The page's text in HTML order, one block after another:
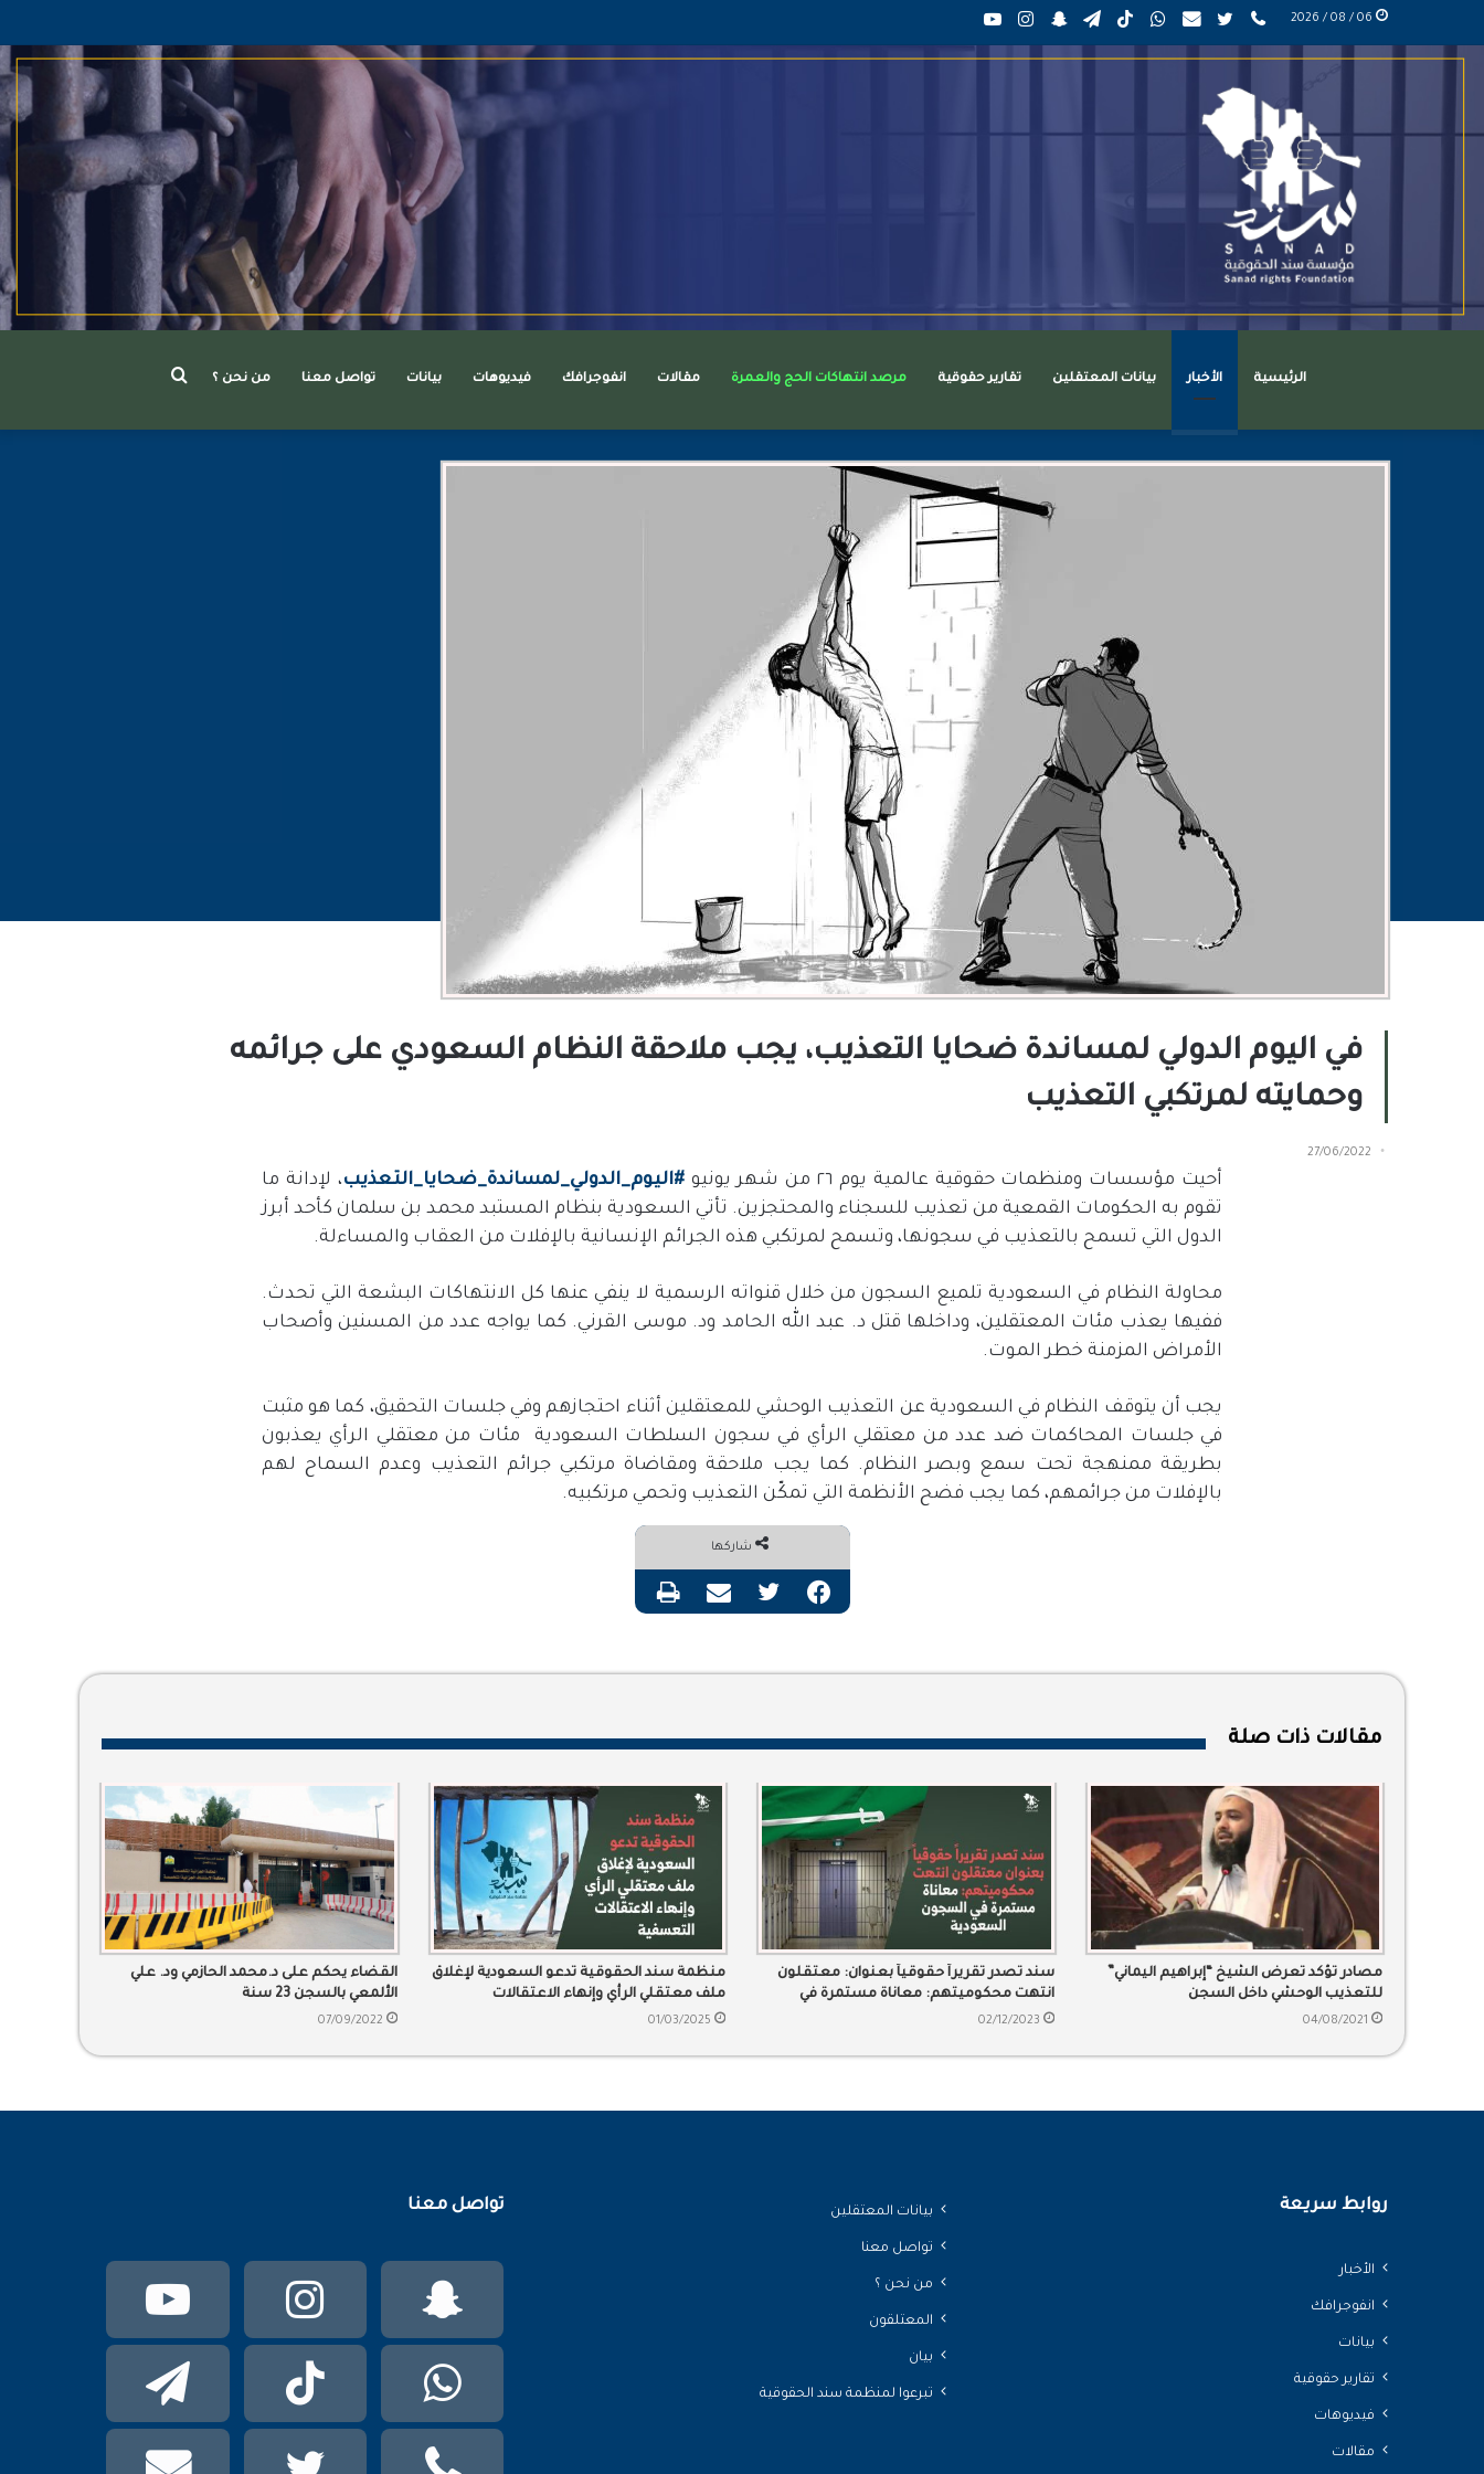
انستقرام سناب
تشات
تيلقرامTikTokواتساب mail تويتر
عربي
phone
الرئيسية الأخبار بيانات المعتقلين تقارير حقوقية مرصد انتهاكات الحج والعمرة مقالات انفوجرافك فيديوهات بيانات تواصل معنا من نحن ؟
في اليوم الدولي لمساندة ضحايا التعذيب، يجب ملاحقة النظام السعودي على جرائمه
وحمايته لمرتكبي التعذيب
27/06/2022
أحيت مؤسسات ومنظمات حقوقية عالمية يوم ٢٦ من شهر يونيو #اليوم_الدولي_لمساندة_ضحايا_التعذيب، لإدانة ما
تقوم به الحكومات القمعية من تعذيب للسجناء والمحتجزين. تأتي السعودية بنظام المستبد محمد بن سلمان كأحد أبرز
الدول التي تسمح بالتعذيب في سجونها، وتسمح لمرتكبي هذه الجرائم الإنسانية بالإفلات من العقاب والمساءلة.
محاولة النظام في السعودية تلميع السجون من خلال قنواته الرسمية لا ينفي عنها كل الانتهاكات البشعة التي تحدث.
ففيها يعذب مئات المعتقلين، وداخلها قتل د. عبد الله الحامد ود. موسى القرني. كما يواجه عدد من المسنين وأصحاب
الأمراض المزمنة خطر الموت.
يجب أن يتوقف النظام في السعودية عن التعذيب الوحشي للمعتقلين أثناء احتجازهم وفي جلسات التحقيق، كما هو مثبت
في جلسات المحاكمات ضد عدد من معتقلي الرأي في سجون السلطات السعودية
مئات من معتقلي الرأي يعذبون
بطريقة ممنهجة تحت سمع وبصر النظام. كما يجب ملاحقة ومقاضاة مرتكبي جرائم التعذيب وعدم السماح لهم
بالإفلات من جرائمهم، كما يجب فضح الأنظمة التي تمكّن التعذيب وتحمي مرتكبيه.
شاركها
فيسبوك تويتر مشاركة عبر البريد طباعة
مقالات ذات صلة
مصادر تؤكد تعرض الشيخ “إبراهيم اليماني”
للتعذيب الوحشي داخل السجن
04/08/2021
سند تصدر تقريراً حقوقياً بعنوان: معتقلون
انتهت محكوميتهم: معاناة مستمرة في
السجون السعودية
02/12/2023
منظمة سند الحقوقية تدعو السعودية لإغلاق
ملف معتقلي الرأي وإنهاء الاعتقالات
التعسفية
01/03/2025
القضاء يحكم على د.محمد الحازمي ود. علي
الألمعي بالسجن 23 سنة
07/09/2022
روابط سريعة
الأخبار
انفوجرافك
بيانات
تقارير حقوقية
فيديوهات
مقالات
بيانات المعتقلين
تواصل معنا
من نحن ؟
المعتلقون
بيان
تبرعوا لمنظمة سند الحقوقية
تواصل معنا
يوتيوبانستقرام سناب
تشات
تيلقرام TikTok واتساب